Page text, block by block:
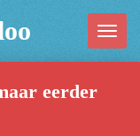
eerder